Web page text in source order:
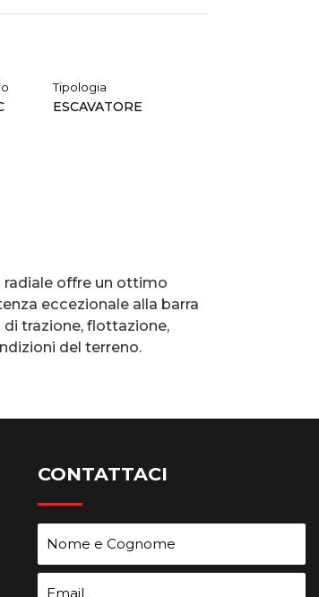
Tipologia
ESCAVATORE
radiale offre un ottimo
eccezionale alla barra
trazione, flottazione,
del terreno.
CONTATTACI